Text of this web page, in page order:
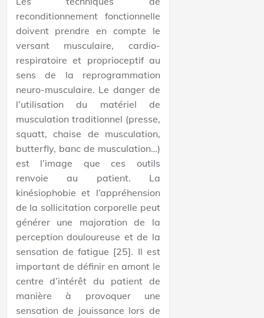
reconditionnement fonctionnelle
doivent prendre en compte le
versant musculaire, cardio-
respiratoire et proprioceptif au
sens de la reprogrammation
neuro-musculaire. Le danger de
l’utilisation du matériel de
musculation traditionnel (presse,
squatt, chaise de musculation,
butterfly, banc de musculation…)
est l’image que ces outils
renvoie au patient. La
kinésiophobie et l’appréhension
de la sollicitation corporelle peut
générer une majoration de la
perception douloureuse et de la
sensation de fatigue [25]. Il est
important de définir en amont le
centre d’intérêt du patient de
manière à provoquer une
sensation de jouissance lors de